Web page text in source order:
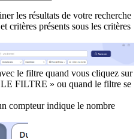
les résultats de votre recherche
critères présents sous les critères
le filtre quand vous cliquez sur
FILTRE » ou quand le filtre se
compteur indique le nombre